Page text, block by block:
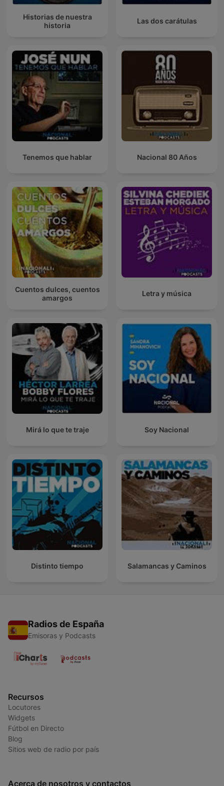
Historias de nuestra
historia
Las dos carátulas
Tenemos que hablar Nacional 80 Años
Cuentos dulces, cuentos
amargos
Letra y música
Mirá lo que te traje Soy Nacional
Distinto tiempo Salamancas y Caminos
Radios de España
Emisoras y Podcasts
Recursos
Locutores
Widgets
Fútbol en Directo
Blog
Sitios web de radio por país
Acerca de nosotros y contactos